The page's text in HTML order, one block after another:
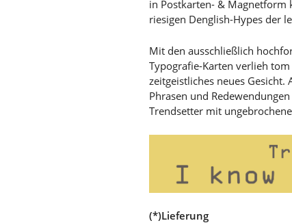
in Postkarten- & Magnetform
riesigen Denglish-Hypes der
Mit den ausschließlich
Typografie-Karten verlieh
zeitgeistliches neues
Phrasen und
Trendsetter mit
(*)Lieferung